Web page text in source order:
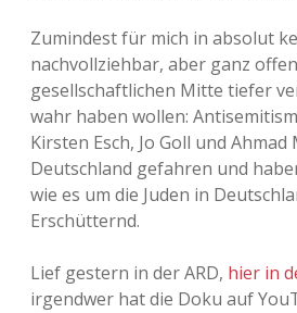
Zumindest für mich in absolut
nachvollziehbar, aber ganz
gesellschaftlichen Mitte tiefer
wahr haben wollen:
Kirsten Esch, Jo Goll und
Deutschland gefahren und
wie es um die Juden in
Erschütternd.
Lief gestern in der ARD, hier in
irgendwer hat die Doku auf